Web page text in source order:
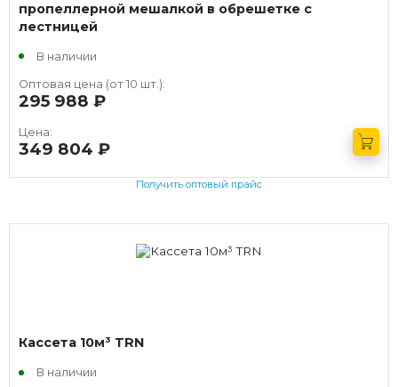
пропеллерной мешалкой в обрешетке с
лестницей
В наличии
Оптовая цена (от 10 шт.):
295 988
Цена:
349 804
Получить оптовый прайс
Кассета 10м³ TRN
В наличии